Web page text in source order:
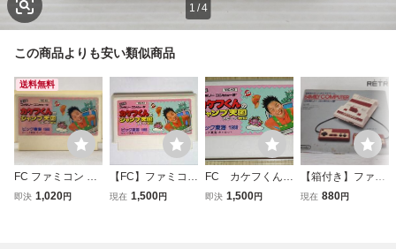
1 /4
この商品よりも安い類似商品
送料無料
FC ファミコン カ
ケフくんのジャン
即決 1,020円
【FC】ファミコ
ン カケフくんの
現在 1,500円
FC カケフくんの
ジャンプ天国スピ
即決 1,500円
【箱付き】ファミ
コン本体（HVC-0
現在 880円